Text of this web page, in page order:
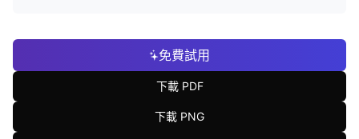
免費試用
下載 PDF
下載 PNG